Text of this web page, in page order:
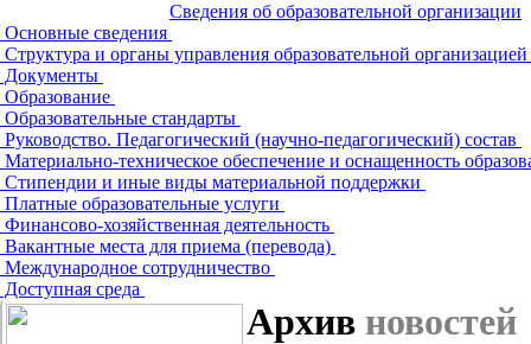
Сведения об образовательной организации
Основные сведения
Структура и органы управления образовательной организацией
Документы
Образование
Образовательные стандарты
Руководство. Педагогический (научно-педагогический) состав
Материально-техническое обеспечение и оснащенность
Стипендии и иные виды материальной поддержки
Платные образовательные услуги
Финансово-хозяйственная деятельность
Вакантные места для приема (перевода)
Международное сотрудничество
Доступная среда
Архив новостей